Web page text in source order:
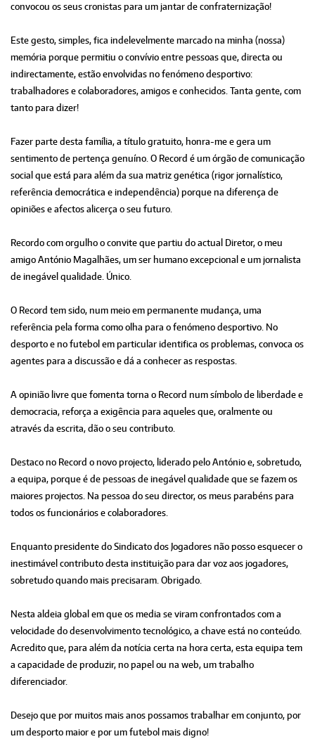
convocou os seus cronistas para um jantar de confraternização!
Este gesto, simples, fica indelevelmente marcado na minha (nossa)
memória porque permitiu o convívio entre pessoas que, directa ou
indirectamente, estão envolvidas no fenómeno desportivo:
trabalhadores e colaboradores, amigos e conhecidos. Tanta gente, com
tanto para dizer!
Fazer parte desta família, a título gratuito, honra-me e gera um
sentimento de pertença genuíno. O Record é um órgão de comunicação
social que está para além da sua matriz genética (rigor jornalístico,
referência democrática e independência) porque na diferença de
opiniões e afectos alicerça o seu futuro.
Recordo com orgulho o convite que partiu do actual Diretor, o meu
amigo António Magalhães, um ser humano excepcional e um jornalista
de inegável qualidade. Único.
O Record tem sido, num meio em permanente mudança, uma
referência pela forma como olha para o fenómeno desportivo. No
desporto e no futebol em particular identifica os problemas, convoca os
agentes para a discussão e dá a conhecer as respostas.
A opinião livre que fomenta torna o Record num símbolo de liberdade e
democracia, reforça a exigência para aqueles que, oralmente ou
através da escrita, dão o seu contributo.
Destaco no Record o novo projecto, liderado pelo António e, sobretudo,
a equipa, porque é de pessoas de inegável qualidade que se fazem os
maiores projectos. Na pessoa do seu director, os meus parabéns para
todos os funcionários e colaboradores.
Enquanto presidente do Sindicato dos Jogadores não posso esquecer o
inestimável contributo desta instituição para dar voz aos jogadores,
sobretudo quando mais precisaram. Obrigado.
Nesta aldeia global em que os media se viram confrontados com a
velocidade do desenvolvimento tecnológico, a chave está no conteúdo.
Acredito que, para além da notícia certa na hora certa, esta equipa tem
a capacidade de produzir, no papel ou na web, um trabalho
diferenciador.
Desejo que por muitos mais anos possamos trabalhar em conjunto, por
um desporto maior e por um futebol mais digno!